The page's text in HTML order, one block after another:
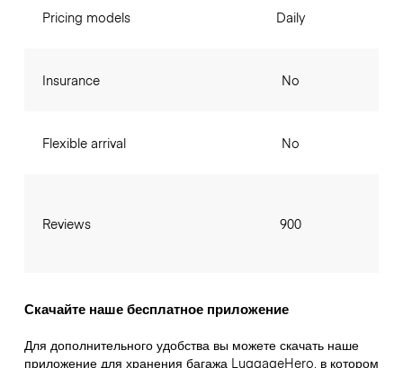
Pricing models
Insurance
Flexible arrival
Reviews
Daily
No
No
900
Скачайте наше бесплатное приложение
Для дополнительного удобства вы можете скачать наше
приложение для хранения багажа LuggageHero, в котором